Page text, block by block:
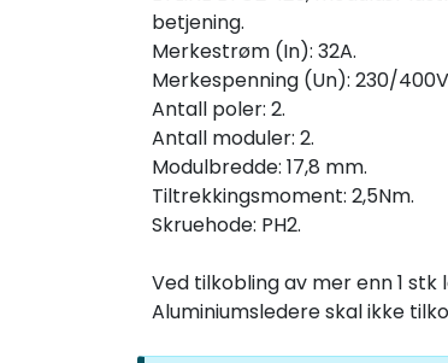
betjening.
Merkestrøm (In): 32A.
Merkespenning (Un): 230/
Antall poler: 2.
Antall moduler: 2.
Modulbredde: 17,8 mm.
Tiltrekkingsmoment: 2,5Nm.
Skruehode: PH2.
Ved tilkobling av mer enn 1
Aluminiumsledere skal ikke